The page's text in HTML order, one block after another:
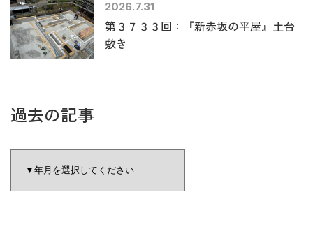
2026.7.31
第３７３３回：『新赤坂の平屋』土台
敷き
過去の記事